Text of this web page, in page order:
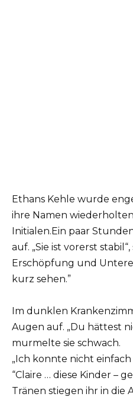
Ethans Kehle wurde
ihre Namen
Initialen.Ein paar
auf. „Sie ist vorerst
Erschöpfung und
kurz sehen.”
Im dunklen
Augen auf. „Du hättest
murmelte sie schwach.
„Ich konnte nicht
“Claire … diese Kinder –
Tränen stiegen ihr in die